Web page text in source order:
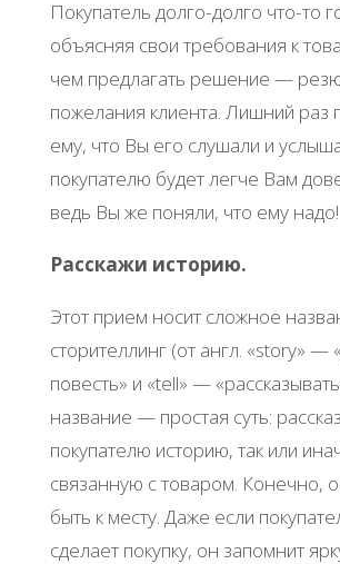
Покупатель долго-долго что-то
объясняя свои требования к
чем предлагать решение —
пожелания клиента. Лишний раз
ему, что Вы его слушали и
покупателю будет легче Вам
ведь Вы же поняли, что ему надо!
Расскажи историю.
Этот прием носит сложное
сторителлинг (от англ. «story» —
повесть» и «tell» —
название — простая суть:
покупателю историю, так или
связанную с товаром. Конечно,
быть к месту. Даже если
сделает покупку, он запомнит